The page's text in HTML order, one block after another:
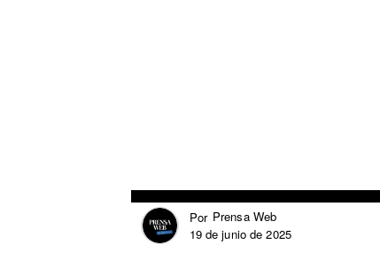
Prensa Web
Por
19 de junio de 2025